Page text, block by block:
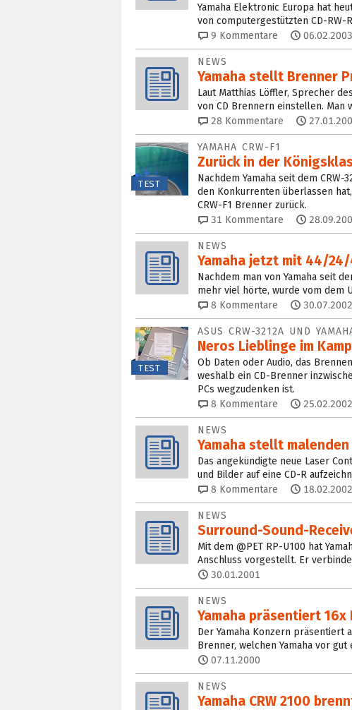
Yamaha Elektronic Europa hat
von computergestützten CD-
9 Kommentare 06.02.2003
NEWS
Yamaha stellt Brenner
Laut Matthias Löffler, Sprecher
von CD Brennern einstellen. Man
28 Kommentare
TEST
YAMAHA CRW-F1
Zurück in der
Nachdem Yamaha seit dem
den Konkurrenten überlassen
CRW-F1 Brenner zurück.
31 Kommentare
NEWS
Yamaha jetzt mit 44/
Nachdem man von Yamaha seit
mehr viel hörte, wurde vom dem
8 Kommentare 30.07.2002
TEST
ASUS CRW-3212A UND
Neros Lieblinge im
Ob Daten oder Audio, das
weshalb ein CD-Brenner
PCs wegzudenken ist.
8 Kommentare 25.02.2002
NEWS
Yamaha stellt
Das angekündigte neue Laser
und Bilder auf eine CD-R
8 Kommentare 18.02.2002
NEWS
Surround-Sound-
Mit dem @PET RP-U100 hat
Anschluss vorgestellt. Er
30.01.2001
NEWS
Yamaha präsentiert 16x
Der Yamaha Konzern präsentiert
Brenner, welchen Yamaha vor
07.11.2000
NEWS
Yamaha CRW 2100